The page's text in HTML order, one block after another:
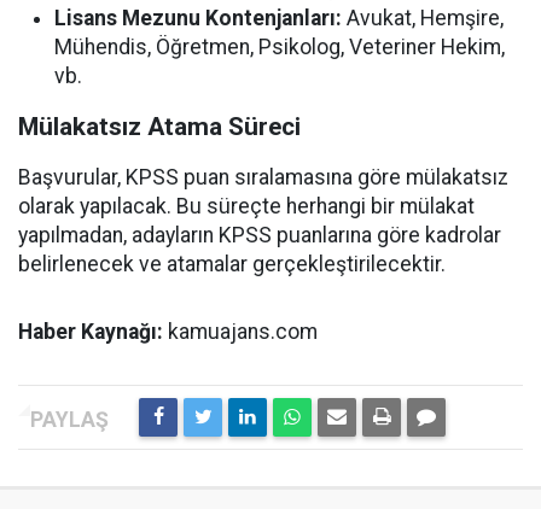
Lisans Mezunu Kontenjanları: Avukat, Hemşire,
Mühendis, Öğretmen, Psikolog, Veteriner Hekim,
vb.
Mülakatsız Atama Süreci
Başvurular, KPSS puan sıralamasına göre mülakatsız
olarak yapılacak. Bu süreçte herhangi bir mülakat
yapılmadan, adayların KPSS puanlarına göre kadrolar
belirlenecek ve atamalar gerçekleştirilecektir.
Haber Kaynağı: kamuajans.com